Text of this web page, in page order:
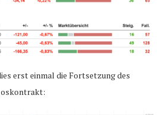
erst einmal die Fortsetzung des